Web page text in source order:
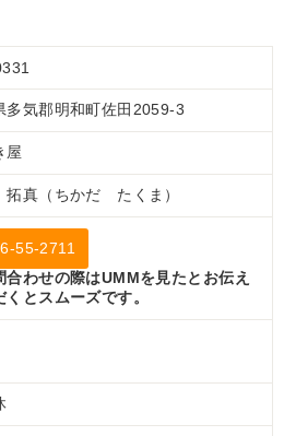
多気郡明和町佐田2059-3
屋
真（ちかだ たくま）
55-2711
わせの際はUMMを見たとお伝え
くとスムーズです。